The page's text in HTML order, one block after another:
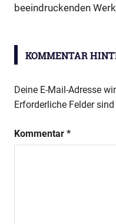
beeindruckenden
creativ
KOMMENTAR
Deine E-Mail-Adresse
Erforderliche Felder
Kommentar *